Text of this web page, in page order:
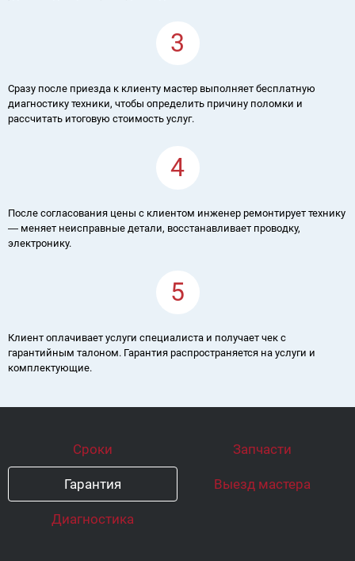
3
Сразу после приезда к клиенту мастер выполняет бесплатную
диагностику техники, чтобы определить причину поломки и
рассчитать итоговую стоимость услуг.
4
После согласования цены с клиентом инженер ремонтирует технику
― меняет неисправные детали, восстанавливает проводку,
электронику.
5
Клиент оплачивает услуги специалиста и получает чек с
гарантийным талоном. Гарантия распространяется на услуги и
комплектующие.
Сроки Запчасти
Гарантия Выезд мастера
Диагностика